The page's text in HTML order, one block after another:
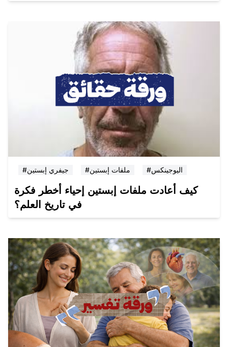
#جيفري إبستين #ملفات إبستين #اليوجينكس
كيف أعادت ملفات إبستين إحياء أخطر فكرة
في تاريخ العلم؟